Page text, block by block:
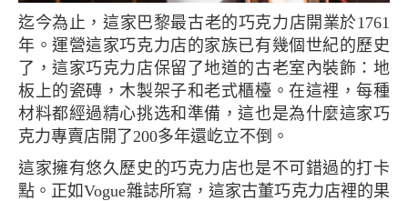
迄今為止，這家巴黎最古老的巧克力店開業於1761
年。運營這家巧克力店的家族已有幾個世紀的歷史
了，這家巧克力店保留了地道的古老室內裝飾：地
板上的瓷磚，木製架子和老式櫃檯。在這裡，每種
材料都經過精心挑选和準備，這也是為什麼這家巧
克力專賣店開了200多年還屹立不倒。
這家擁有悠久歷史的巧克力店也是不可錯過的打卡
點。正如Vogue雜誌所寫，這家古董巧克力店裡的果